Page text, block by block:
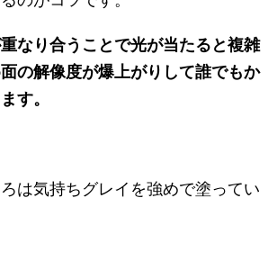
なり合うことで光が当たると複雑
の解像度が爆上がりして誰でもか
す。
は気持ちグレイを強めで塗ってい